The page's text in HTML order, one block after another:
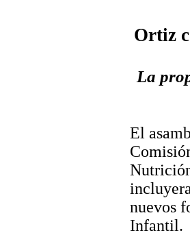
Ortiz
La
El
nuevos
Infantil.